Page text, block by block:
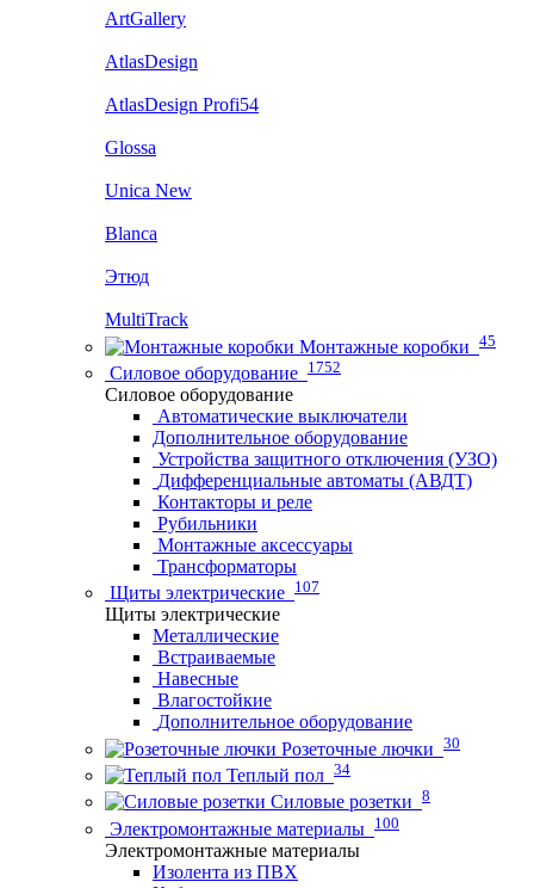
ArtGallery
AtlasDesign
AtlasDesign Profi54
Glossa
Unica New
Blanca
Этюд
MultiTrack
Монтажные коробки 45
Силовое оборудование 1752
Силовое оборудование
Автоматические выключатели
Дополнительное оборудование
Устройства защитного отключения (УЗО)
Дифференциальные автоматы (АВДТ)
Контакторы и реле
Рубильники
Монтажные аксессуары
Трансформаторы
Щиты электрические 107
Щиты электрические
Металлические
Встраиваемые
Навесные
Влагостойкие
Дополнительное оборудование
Розеточные лючки 30
Теплый пол 34
Силовые розетки 8
Электромонтажные материалы 100
Электромонтажные материалы
Изолента из ПВХ